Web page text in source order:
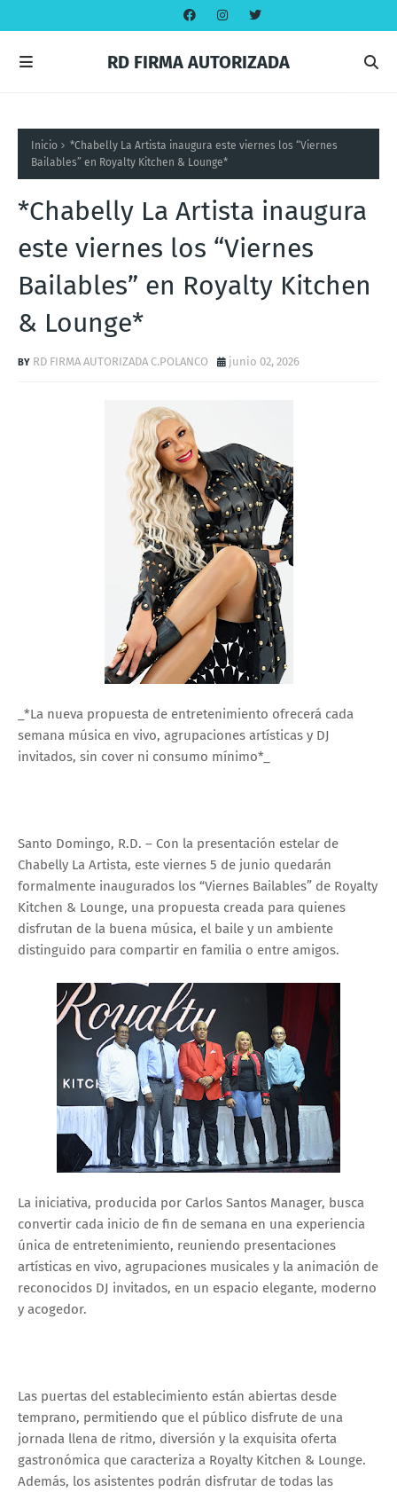
RD FIRMA AUTORIZADA
Inicio
*Chabelly La Artista inaugura este viernes los “Viernes
Bailables” en Royalty Kitchen & Lounge*
*Chabelly La Artista inaugura
este viernes los “Viernes
Bailables” en Royalty Kitchen
& Lounge*
RD FIRMA AUTORIZADA C.POLANCO junio 02, 2026
_*La nueva propuesta de entretenimiento ofrecerá cada
semana música en vivo, agrupaciones artísticas y DJ
invitados, sin cover ni consumo mínimo*_
Santo Domingo, R.D. – Con la presentación estelar de
Chabelly La Artista, este viernes 5 de junio quedarán
formalmente inaugurados los “Viernes Bailables” de Royalty
Kitchen & Lounge, una propuesta creada para quienes
disfrutan de la buena música, el baile y un ambiente
distinguido para compartir en familia o entre amigos.
La iniciativa, producida por Carlos Santos Manager, busca
convertir cada inicio de fin de semana en una experiencia
única de entretenimiento, reuniendo presentaciones
artísticas en vivo, agrupaciones musicales y la animación de
reconocidos DJ invitados, en un espacio elegante, moderno
y acogedor.
Las puertas del establecimiento están abiertas desde
temprano, permitiendo que el público disfrute de una
jornada llena de ritmo, diversión y la exquisita oferta
gastronómica que caracteriza a Royalty Kitchen & Lounge.
Además, los asistentes podrán disfrutar de todas las